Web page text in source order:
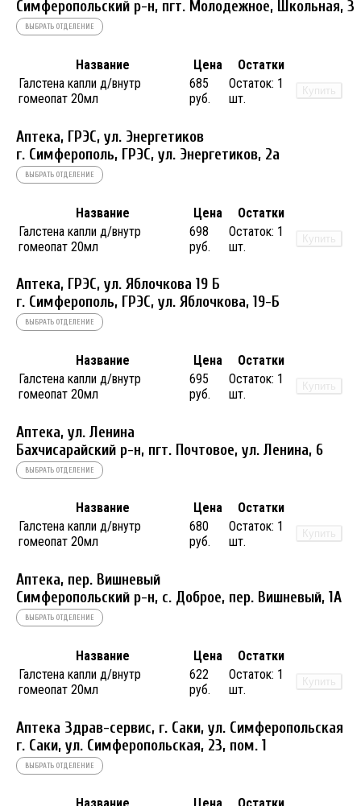
Симферопольский р-н, пгт. Молодежное, Школьная, 3
ВЫБРАТЬ ОТДЕЛЕНИЕ
Название Цена
Остатки
Галстена капли д/внутр
гомеопат 20мл
685
руб.
Остаток: 1
шт.
Купить
Аптека, ГРЭС, ул. Энергетиков
г. Симферополь, ГРЭС, ул. Энергетиков, 2а
ВЫБРАТЬ ОТДЕЛЕНИЕ
Название Цена
Остатки
Галстена капли д/внутр
гомеопат 20мл
698
руб.
Остаток: 1
шт.
Купить
Аптека, ГРЭС, ул. Яблочкова 19 Б
г. Симферополь, ГРЭС, ул. Яблочкова, 19-Б
ВЫБРАТЬ ОТДЕЛЕНИЕ
Название Цена
Остатки
Галстена капли д/внутр
гомеопат 20мл
695
руб.
Остаток: 1
шт.
Купить
Аптека, ул. Ленина
Бахчисарайский р-н, пгт. Почтовое, ул. Ленина, 6
ВЫБРАТЬ ОТДЕЛЕНИЕ
Название Цена
Остатки
Галстена капли д/внутр
гомеопат 20мл
680
руб.
Остаток: 1
шт.
Купить
Аптека, пер. Вишневый
Симферопольский р-н, с. Доброе, пер. Вишневый, 1А
ВЫБРАТЬ ОТДЕЛЕНИЕ
Название Цена
Остатки
Галстена капли д/внутр
гомеопат 20мл
622
руб.
Остаток: 1
шт.
Купить
Аптека Здрав-сервис, г. Саки, ул. Симферопольская
г. Саки, ул. Симферопольская, 23, пом. 1
ВЫБРАТЬ ОТДЕЛЕНИЕ